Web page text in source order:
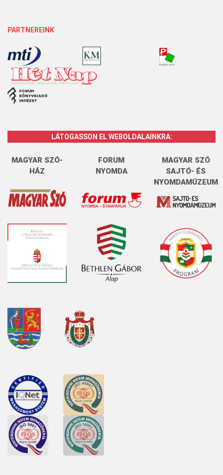
PARTNEREINK
LÁTOGASSON EL WEBOLDALAINKRA:
MAGYAR SZÓ-
HÁZ
FORUM
NYOMDA
MAGYAR SZÓ
SAJTÓ- ÉS
NYOMDAMÚZEUM